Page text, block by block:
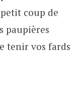
coup de
paupières
tenir vos fards